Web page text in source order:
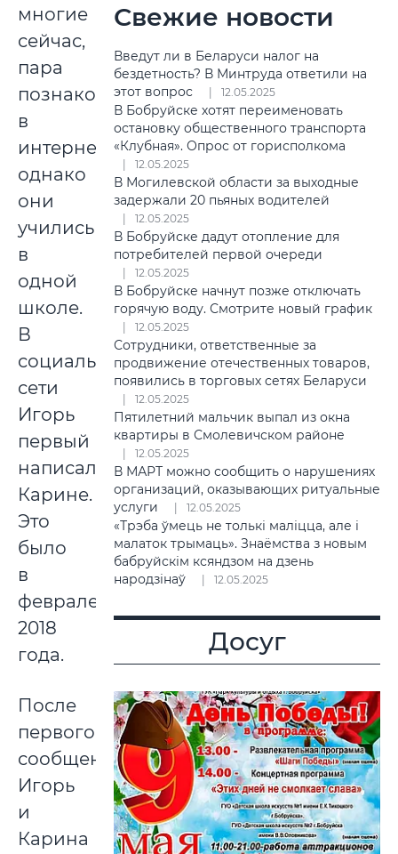
многие
сейчас,
пара
познакомилась
в
интернете,
однако
они
учились
в
одной
школе.
В
социальной
сети
Игорь
первый
написал
Карине.
Это
было
в
феврале
2018
года.
После
первого
сообщения
Игорь
и
Карина
Свежие новости
Введут ли в Беларуси налог на
бездетность? В Минтруда ответили на
этот вопрос
12.05.2025
В Бобруйске хотят переименовать
остановку общественного транспорта
«Клубная». Опрос от горисполкома
12.05.2025
В Могилевской области за выходные
задержали 20 пьяных водителей
12.05.2025
В Бобруйске дадут отопление для
потребителей первой очереди
12.05.2025
В Бобруйске начнут позже отключать
горячую воду. Смотрите новый график
12.05.2025
Сотрудники, ответственные за
продвижение отечественных товаров,
появились в торговых сетях Беларуси
12.05.2025
Пятилетний мальчик выпал из окна
квартиры в Смолевичском районе
12.05.2025
В МАРТ можно сообщить о нарушениях
организаций, оказывающих ритуальные
услуги
12.05.2025
«Трэба ўмець не толькі маліцца, але і
малаток трымаць». Знаёмства з новым
бабруйскім ксяндзом на дзень
народзінаў
12.05.2025
Досуг